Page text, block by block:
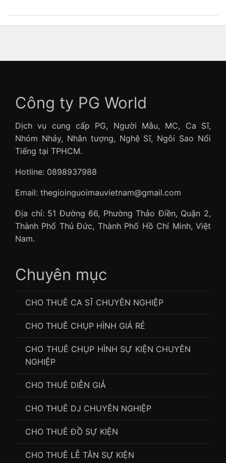
Công ty PG World
Dịch vụ cung cấp PG, Người Mẫu, MC, Ca Sĩ,
Nhóm Nhảy, Nhân tượng, Nghệ Sĩ, Ngôi Sao Nổi
Tiếng tại TPHCM.
Hotline: 0898937988
Email: thegioinguoimauvietnam@gmail.com
Địa chỉ: 51 Đường 66, Phường Thảo Điền, Quận 2,
Thành Phố Thủ Đức, Thành Phố Hồ Chí Minh, Việt
Nam.
Chuyên mục
CHO THUÊ CA SĨ CHUYÊN NGHIỆP
CHO THUÊ CHỤP HÌNH GIÁ RẺ
CHO THUÊ CHỤP HÌNH SỰ KIỆN CHUYÊN
NGHIỆP
CHO THUÊ DIỄN GIẢ
CHO THUÊ DJ CHUYÊN NGHIỆP
CHO THUÊ ĐỒ SỰ KIỆN
CHO THUÊ LỄ TÂN SỰ KIỆN